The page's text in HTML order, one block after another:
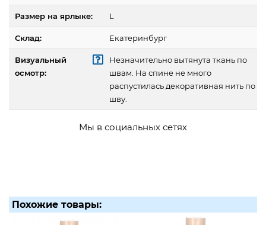
Размер на ярлыке: L
Склад: Екатеринбург
Визуальный
осмотр:
Незначительно вытянута ткань по
швам. На спине не много
распустилась декоративная нить по
шву.
Мы в социальных сетях
Похожие товары: